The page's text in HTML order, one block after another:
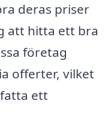
deras priser
att hitta ett bra
företag
offerter, vilket
ett